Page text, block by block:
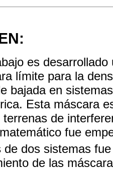
es
límite para la
bajada en
Esta máscara
terrenas de
fue
de dos sistemas
de las